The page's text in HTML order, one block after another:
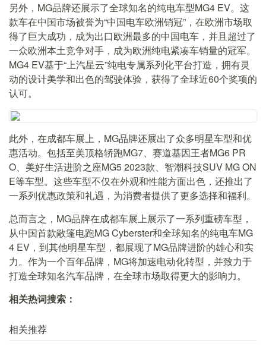
另外，MG品牌还展示了全球知名的纯电车型MG4 EV。这
款车在中国市场被誉为“中国电车欧洲销冠”，在欧洲市场取
得了巨大成功，成为出口欧洲最多的中国电车，并且超过了
一众欧洲本土竞争对手，成为欧洲纯电紧凑车销量的冠军。
MG4 EV基于“上汽星云”纯电专属系列化平台打造，拥有灵
动的设计美学和出色的驾驶体验，获得了全球近60个奖项的
认可。
此外，在成都车展上，MG品牌还展出了众多明星车型和优
惠活动。包括至美顶格轿跑MG7、赛道基因王者MG6 PR
O、美好生活进阶之座MG5 2023款、智潮科技SUV MG ON
E等车型。这些车型不仅在外观和性能方面出色，还推出了
一系列优惠政策和礼遇，为消费者提供了更多选择和福利。
总而言之，MG品牌在成都车展上展示了一系列重磅车型，
从中国首款敞篷电跑MG Cyberster和全球知名的纯电车MG
4 EV，到其他明星车型，都展现了MG品牌进阶的雄心和实
力。作为一个百年品牌，MG将加速电动化转型，并致力于
打造全球知名汽车品牌，在全球市场取得更大的影响力。
相关热词搜索：
相关推荐